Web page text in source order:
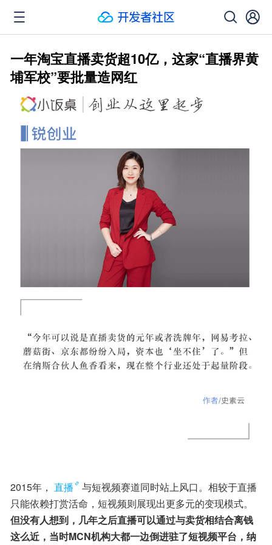
一年淘宝直播卖货超10亿，这家“直播界黄
埔军校”要批量造网红
2015年， 直播
与短视频赛道同时站上风口。相较于直播
只能依赖打赏活命，短视频则展现出更多元的变现模式。
但没有人想到，几年之后直播可以通过与卖货相结合离钱
这么近，当时MCN机构大都一边倒进驻了短视频平台，纳